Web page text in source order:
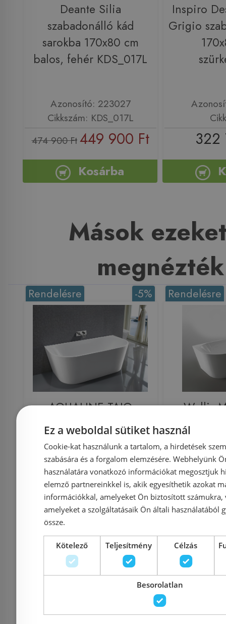
Deante Silia
szabadonálló kád
sarokba 170x80 cm
balos, fehér KDS_017L
Azonosító: 223027
Cikkszám: KDS_017L
474 900 Ft 449 900 Ft
Kosárba
Inspiro
Grigio
322
Mások
megnézték
-5%
Rendelésre
AQUALINE TAJO
szabadonálló kád,
170x80cm, akril E1980
Azonosító: 177238
Cikkszám: E1980
299 000 Ft284 050 Ft
Kosárba
Rendelésre
Wellis
Calabria
469 900 Ft
Ez a weboldal sütiket használ
Cookie-kat használunk a tartalom, a hirdetések
szabására és a forgalom elemzésére. Webhelyünk
használatára vonatkozó információkat megosztjuk
elemző partnereinkkel is, akik egyesíthetik azokat
információkkal, amelyeket Ön biztosított számukra,
amelyeket a szolgáltatásaik Ön általi használatából
össze.
Kötelező Teljesítmény Célzás
Besorolatlan